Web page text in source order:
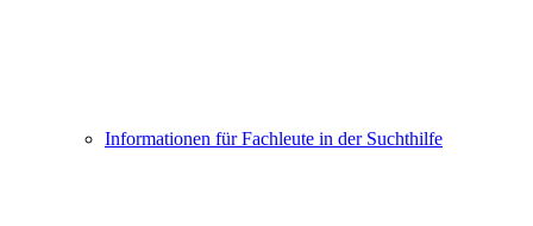
Informationen für Fachleute in der Suchthilfe